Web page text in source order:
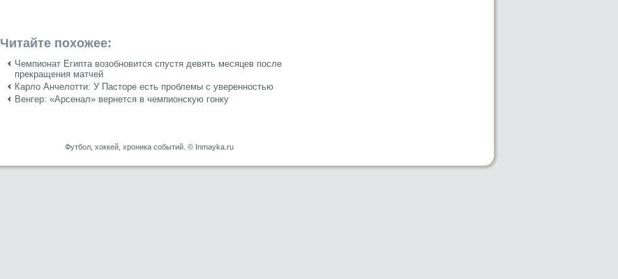
Читайте похожее:
Чемпионат Египта возобновится спустя девять месяцев после
прекращения матчей
Карло Анчелотти: У Пасторе есть проблемы с уверенностью
Венгер: «Арсенал» вернется в чемпионскую гонку
Футбол, хоккей, хроника событий. © Inmayka.ru